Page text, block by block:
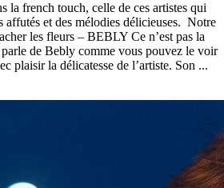
la french touch, celle de ces artistes qui
affutés et des mélodies délicieuses. Notre
les fleurs – BEBLY Ce n’est pas la
de Bebly comme vous pouvez le voir
plaisir la délicatesse de l’artiste. Son ...